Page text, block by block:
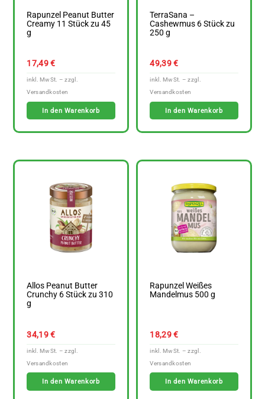
Rapunzel Peanut Butter
Creamy 11 Stück zu 45
g
17,49€
In den Warenkorb
TerraSana –
Cashewmus 6 Stück zu
250 g
49,39€
In den Warenkorb
Allos Peanut Butter
Crunchy 6 Stück zu 310
g
34,19€
In den Warenkorb
Rapunzel Weißes
Mandelmus 500 g
18,29€
In den Warenkorb